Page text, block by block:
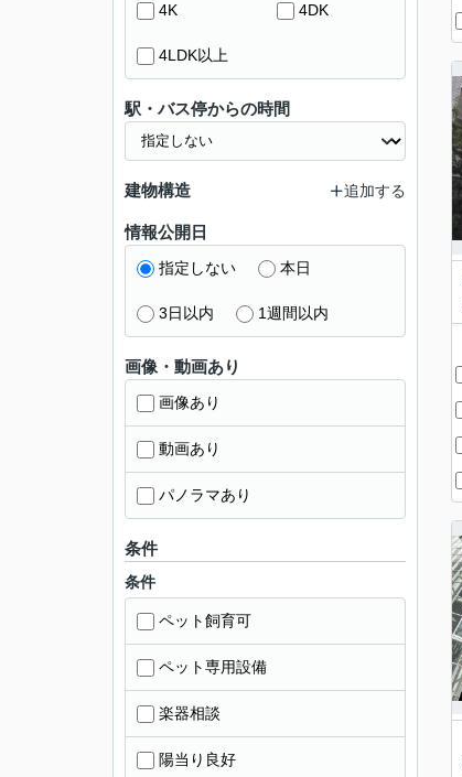
4K 4DK
4LDK以上
駅・バス停からの時間
建物構造 追加する
情報公開日
指定しない 本日
3日以内 1週間以内
画像・動画あり
画像あり
動画あり
パノラマあり
条件
条件
ペット飼育可
ペット専用設備
楽器相談
陽当り良好